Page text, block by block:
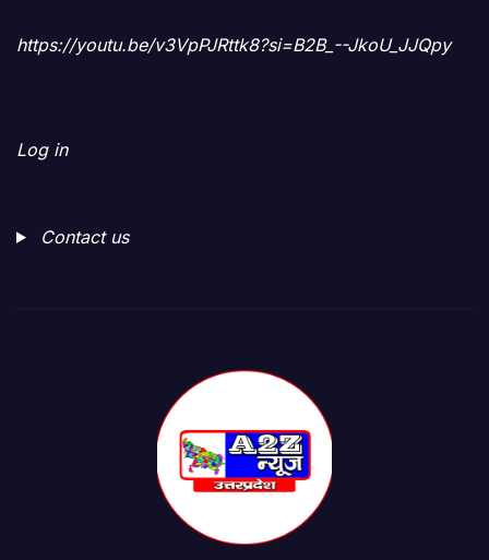
https://youtu.be/v3VpPJRttk8?si=B2B_--JkoU_JJQpy
Log in
Contact us